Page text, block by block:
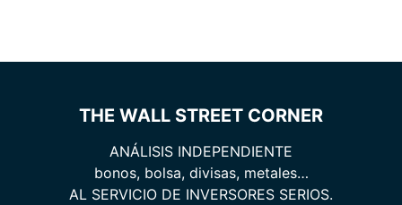
THE WALL STREET CORNER
ANÁLISIS INDEPENDIENTE
bonos, bolsa, divisas, metales…
AL SERVICIO DE INVERSORES SERIOS.